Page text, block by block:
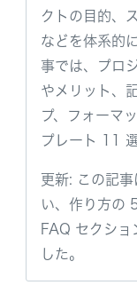
クトの目的、
などを体系的
事では、プロ
やメリット、
プ、フォーマ
プレート 11
更新: この記
い、作り方の
FAQ セクショ
した。